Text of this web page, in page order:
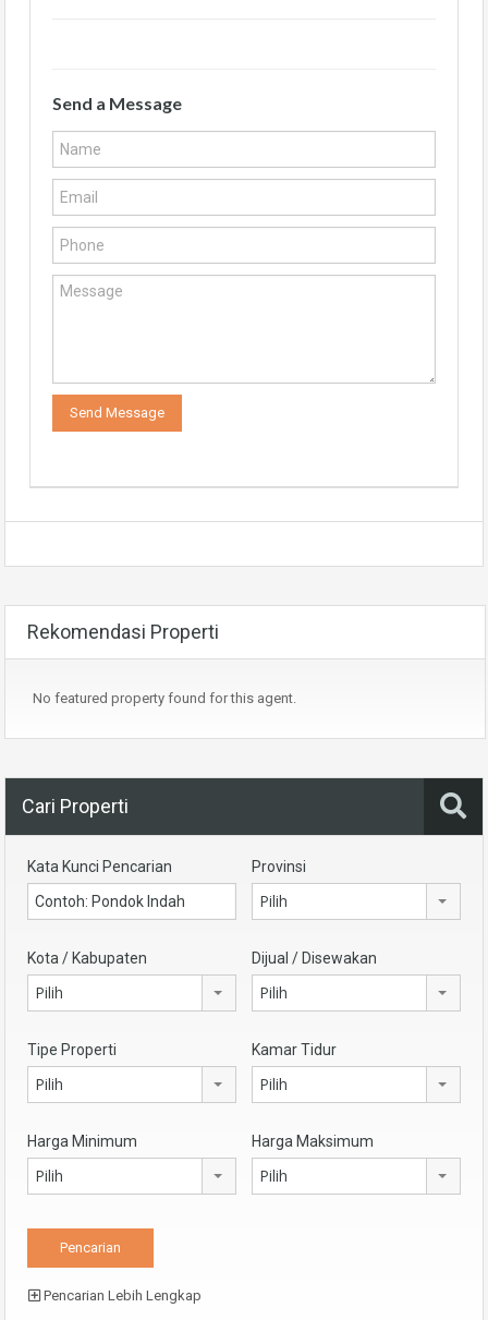
Send a Message
Rekomendasi Properti
No featured property found for this agent.
Cari Properti
Kata Kunci Pencarian Provinsi
Pilih
Kota / Kabupaten
Pilih
Dijual / Disewakan
Pilih
Tipe Properti
Pilih
Kamar Tidur
Pilih
Harga Minimum
Pilih
Harga Maksimum
Pilih
Pencarian Lebih Lengkap